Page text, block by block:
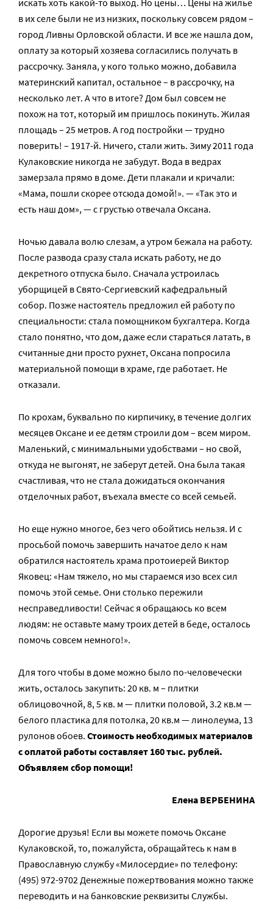
искать хоть какой-то выход. Но цены… Цены на жилье
в их селе были не из низких, поскольку совсем рядом –
город Ливны Орловской области. И все же нашла дом,
оплату за который хозяева согласились получать в
рассрочку. Заняла, у кого только можно, добавила
материнский капитал, остальное – в рассрочку, на
несколько лет. А что в итоге? Дом был совсем не
похож на тот, который им пришлось покинуть. Жилая
площадь – 25 метров. А год постройки — трудно
поверить! – 1917-й. Ничего, стали жить. Зиму 2011 года
Кулаковские никогда не забудут. Вода в ведрах
замерзала прямо в доме. Дети плакали и кричали:
«Мама, пошли скорее отсюда домой!». — «Так это и
есть наш дом», — с грустью отвечала Оксана.
Ночью давала волю слезам, а утром бежала на работу.
После развода сразу стала искать работу, не до
декретного отпуска было. Сначала устроилась
уборщицей в Свято-Сергиевский кафедральный
собор. Позже настоятель предложил ей работу по
специальности: стала помощником бухгалтера. Когда
стало понятно, что дом, даже если стараться латать, в
считанные дни просто рухнет, Оксана попросила
материальной помощи в храме, где работает. Не
отказали.
По крохам, буквально по кирпичику, в течение долгих
месяцев Оксане и ее детям строили дом – всем миром.
Маленький, с минимальными удобствами – но свой,
откуда не выгонят, не заберут детей. Она была такая
счастливая, что не стала дожидаться окончания
отделочных работ, въехала вместе со всей семьей.
Но еще нужно многое, без чего обойтись нельзя. И с
просьбой помочь завершить начатое дело к нам
обратился настоятель храма протоиерей Виктор
Яковец: «Нам тяжело, но мы стараемся изо всех сил
помочь этой семье. Они столько пережили
несправедливости! Сейчас я обращаюсь ко всем
людям: не оставьте маму троих детей в беде, осталось
помочь совсем немного!».
Для того чтобы в доме можно было по-человечески
жить, осталось закупить: 20 кв. м – плитки
облицовочной, 8, 5 кв. м — плитки половой, 3.2 кв.м —
белого пластика для потолка, 20 кв.м — линолеума, 13
рулонов обоев. Стоимость необходимых материалов
с оплатой работы составляет 160 тыс. рублей.
Объявляем сбор помощи!
Елена ВЕРБЕНИНА
Дорогие друзья! Если вы можете помочь Оксане
Кулаковской, то, пожалуйста, обращайтесь к нам в
Православную службу «Милосердие» по телефону:
(495) 972-9702 Денежные пожертвования можно также
переводить и на банковские реквизиты Службы.